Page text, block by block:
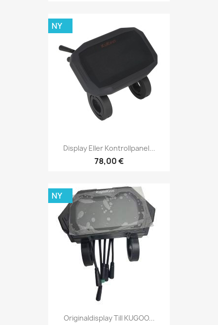
Display Eller Kontrollpanel...
78,00 €
NY
Originaldisplay Till KUGOO...
NY